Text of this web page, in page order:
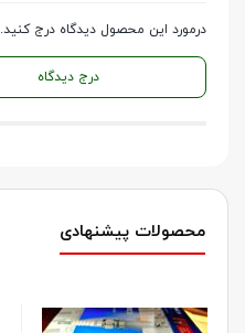
درمورد این محصول دیدگاه درج کنید.
درج دیدگاه
محصولات پیشنهادی